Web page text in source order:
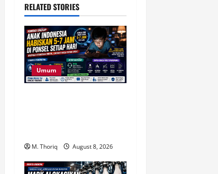
g
a
t
i
RELATED STORIES
Umum
M. Thoriq August 8, 2026